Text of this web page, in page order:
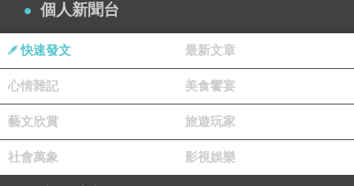
端午、中元、中秋、冬至等日子裡，也會做些應
景的事兒，享用特定飲食，更享受大夥兒團聚的
氛圍，節氣生活裡的精神及樂趣，在節慶裡不言
而喻；透過料理和美食的分享，也讓人們因距離
而疏離的感情，更拉攏靠近了一些。
有鑑於節氣對生活的重要性，結合了食材、節氣
與創意料理的《你好土，我好菜?跟著節氣過日
個人新聞台
快速發文 最新文章
心情雜記 美食饗宴
藝文欣賞 旅遊玩家
社會萬象 影視娛樂